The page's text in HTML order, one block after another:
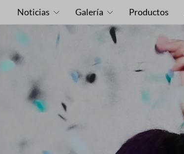
Noticias Galería Productos